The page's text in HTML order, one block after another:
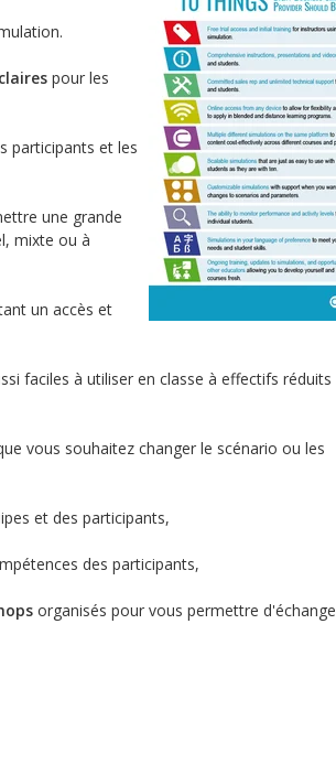
pour les
participants et les
une grande
mixte ou à
un accès et
faciles à utiliser en classe à effectifs réduits
vous souhaitez changer le scénario ou les
et des participants,
des participants,
organisés pour vous permettre